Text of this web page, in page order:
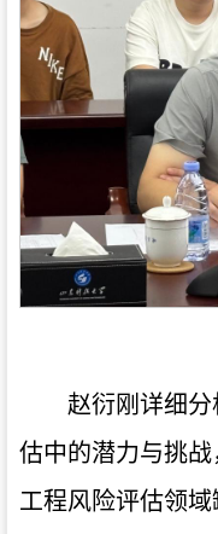
赵衍刚详细
估中的潜力与挑
工程风险评估领